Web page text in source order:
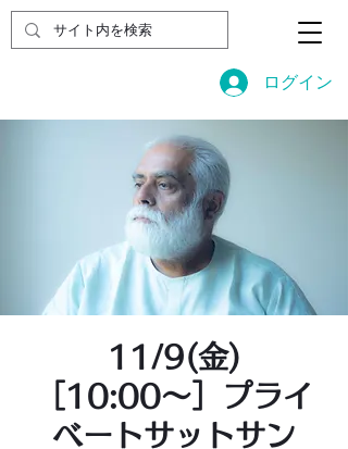
ログイン
11/9(金)
［10:00〜］プライ
ベートサットサン